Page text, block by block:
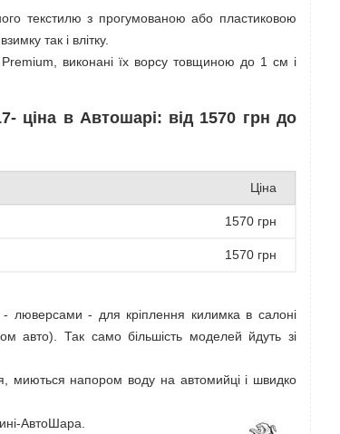
текстилю з прогумованою або пластиковою
так і влітку.
виконані їх ворсу товщиною до 1 см і
ціна в Автошарі: від 1570 грн до
Ціна
1570 грн
1570 грн
люверсами - для кріплення килимка в салоні
Так само більшість моделей йдуть зі
миються напором воду на автомийці і швидко
АвтоШара.